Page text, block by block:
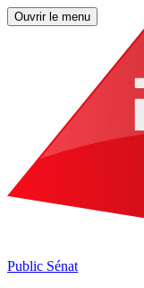
Ouvrir le menu
Public Sénat